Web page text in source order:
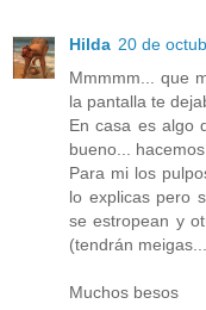
Hilda 20 de
Mmmmm... que
la pantalla te
En casa es algo
bueno...
Para mi los
lo explicas pero
se estropean y
(tendrán
Muchos besos